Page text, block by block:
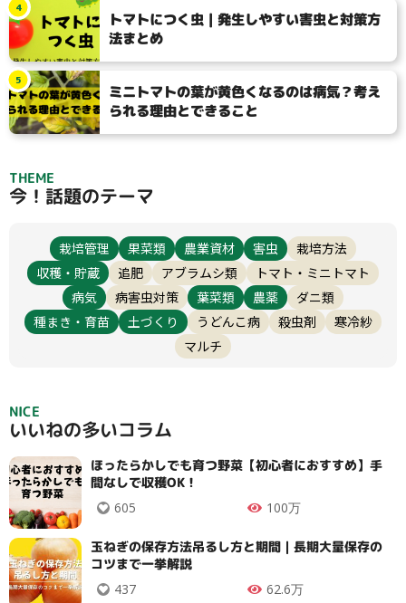
タイプ
トマトにつく虫｜発生しやすい害虫と対策方
法まとめ
4
ミニトマトの葉が黄色くなるのは病気？考え
られる理由とできること
5
THEME
今！話題のテーマ
栽培管理 果菜類 農業資材 害虫
栽培方法
収穫・貯蔵
追肥 アブラムシ類
トマト・ミニトマト
病気
病害虫対策 葉菜類 農薬
ダニ類
種まき・育苗
土づくり うどんこ病 殺虫剤
寒冷紗
マルチ
NICE
いいねの多いコラム
ほったらかしでも育つ野菜【初心者におすすめ】手
間なしで収穫OK！
605 100万
玉ねぎの保存方法吊るし方と期間｜長期大量保存の
コツまで一挙解説
437 62.6万